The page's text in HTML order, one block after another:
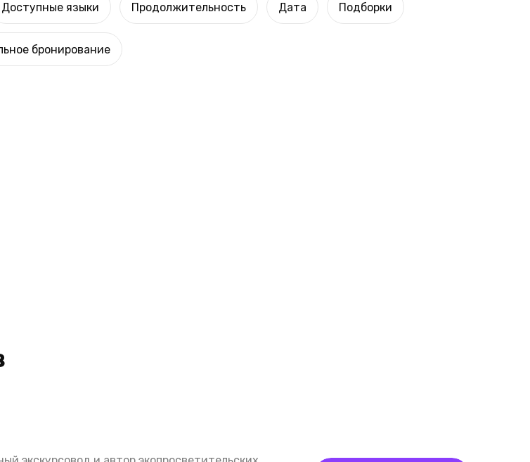
Доступные языки Продолжительность Дата Подборки
бронирование